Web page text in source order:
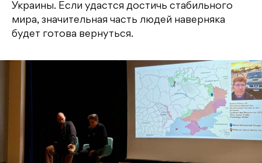
Украины. Если удастся достичь стабильного
мира, значительная часть людей наверняка
будет готова вернуться.